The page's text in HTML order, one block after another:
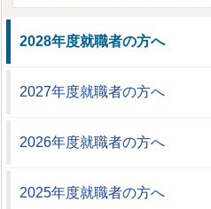
2028年度就職者の方へ
2027年度就職者の方へ
2026年度就職者の方へ
2025年度就職者の方へ